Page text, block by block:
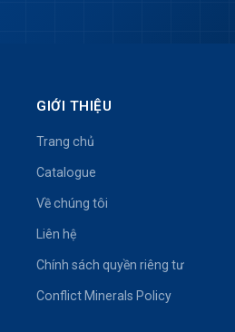
GIỚI THIỆU
Trang chủ
Catalogue
Về chúng tôi
Liên hệ
Chính sách quyền riêng tư
Conflict Minerals Policy